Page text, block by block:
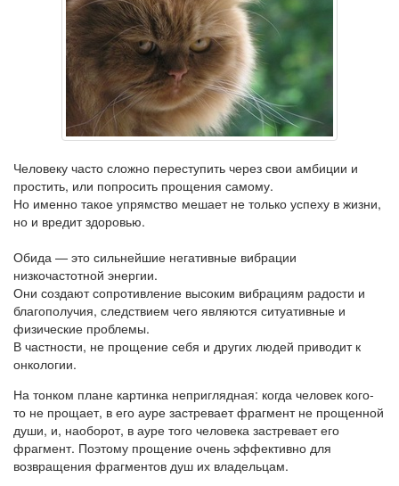
Человеку часто сложно переступить через свои амбиции и
простить, или попросить прощения самому.
Но именно такое упрямство мешает не только успеху в жизни,
но и вредит здоровью.
Обида — это сильнейшие негативные вибрации
низкочастотной энергии.
Они создают сопротивление высоким вибрациям радости и
благополучия, следствием чего являются ситуативные и
физические проблемы.
В частности, не прощение себя и других людей приводит к
онкологии.
На тонком плане картинка неприглядная: когда человек кого-
то не прощает, в его ауре застревает фрагмент не прощенной
души, и, наоборот, в ауре того человека застревает его
фрагмент. Поэтому прощение очень эффективно для
возвращения фрагментов душ их владельцам.